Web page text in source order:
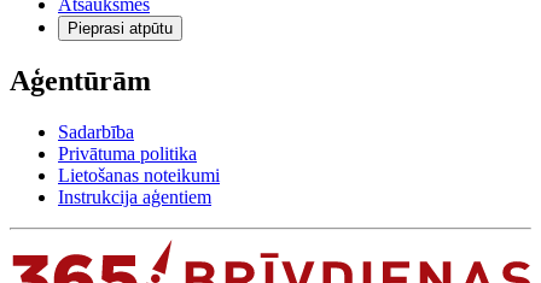
Atsauksmes
Pieprasi atpūtu
Aģentūrām
Sadarbība
Privātuma politika
Lietošanas noteikumi
Instrukcija aģentiem